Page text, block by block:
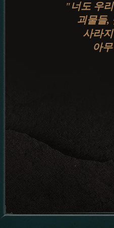
"너도 우
괴물들,
사라
아